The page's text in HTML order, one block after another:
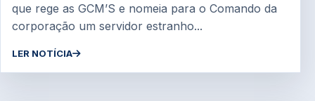
que rege as GCM’S e nomeia para o Comando da
corporação um servidor estranho...
LER NOTÍCIA